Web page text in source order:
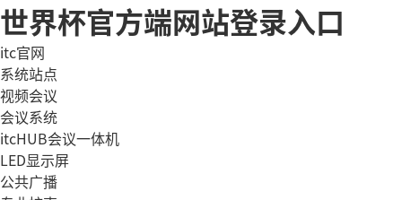
世界杯官方端网站登录入口
itc官网
系统站点
视频会议
会议系统
itcHUB会议一体机
LED显示屏
公共广播